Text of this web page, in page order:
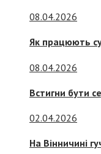
08.04.2026
Як працюють
08.04.2026
Встигни бути
02.04.2026
На Вінничині